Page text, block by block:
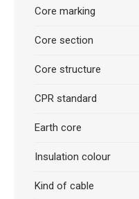
Core marking
Core section
Core structure
CPR standard
Earth core
Insulation colour
Kind of cable